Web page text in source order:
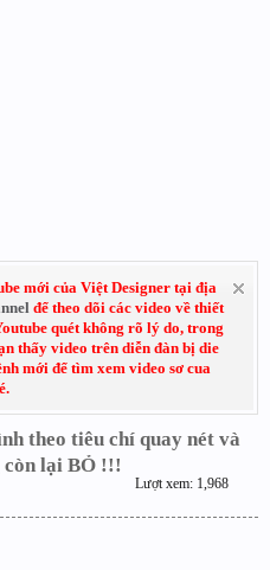
mới của Việt Designer tại địa
để theo dõi các video về thiết
quét không rõ lý do, trong
thấy video trên diễn đàn bị die
mới để tìm xem video sơ cua
theo tiêu chí quay nét và
còn lại BỎ !!!
Lượt xem: 1,968